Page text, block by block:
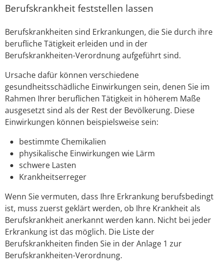
Berufskrankheit feststellen lassen
Berufskrankheiten sind Erkrankungen, die Sie durch ihre
berufliche Tätigkeit erleiden und in der
Berufskrankheiten-Verordnung aufgeführt sind.
Ursache dafür können verschiedene
gesundheitsschädliche Einwirkungen sein, denen Sie im
Rahmen Ihrer beruflichen Tätigkeit in höherem Maße
ausgesetzt sind als der Rest der Bevölkerung. Diese
Einwirkungen können beispielsweise sein:
bestimmte Chemikalien
physikalische Einwirkungen wie Lärm
schwere Lasten
Krankheitserreger
Wenn Sie vermuten, dass Ihre Erkrankung berufsbedingt
ist, muss zuerst geklärt werden, ob Ihre Krankheit als
Berufskrankheit anerkannt werden kann. Nicht bei jeder
Erkrankung ist das möglich. Die Liste der
Berufskrankheiten finden Sie in der Anlage 1 zur
Berufskrankheiten-Verordnung.